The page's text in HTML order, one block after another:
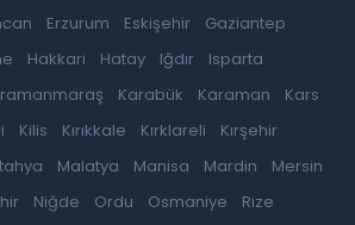
Erzurum Eskişehir
Gaziantep
Hakkari Hatay Iğdır
Isparta
Karabük Karaman
Kars
Kilis Kırıkkale Kırklareli
Kırşehir
Malatya Manisa Mardin
Mersin
Niğde Ordu Osmaniye
Rize